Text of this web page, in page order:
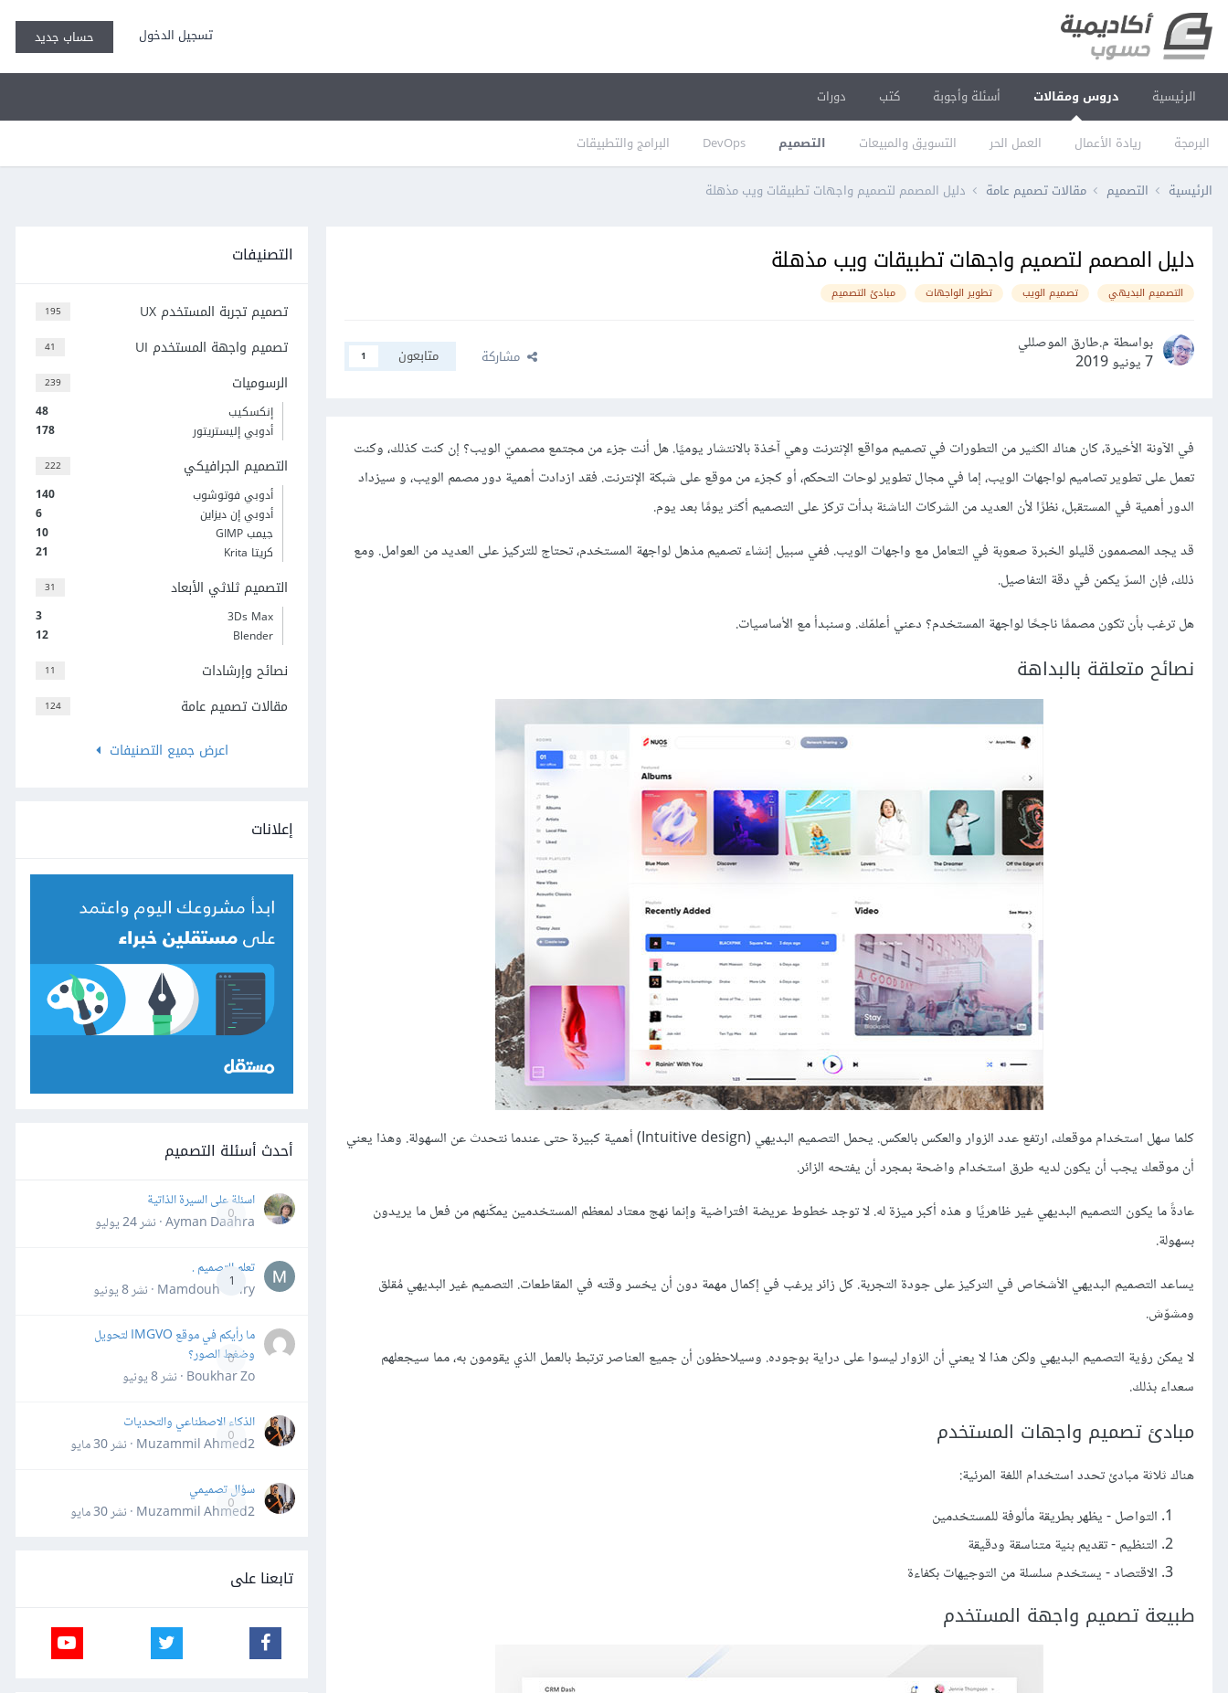
تسجيل الدخول حساب جديد
الرئيسية دروس ومقالات
البرمجة ريادة الأعمال العمل الحر التسويق والمبيعات التصميم DevOps البرامج والتطبيقات
أسئلة وأجوبة كتب دورات
الرئيسية التصميم مقالات تصميم عامة دليل المصمم لتصميم واجهات تطبيقات ويب مذهلة
دليل المصمم لتصميم واجهات تطبيقات ويب مذهلة
التصميم البديهي تصميم الويب تطوير الواجهات مبادئ التصميم
بواسطة م.طارق الموصللي
7 يونيو 2019
مشاركة متابعون 1
في الآونة الأخيرة، كان هناك الكثير من التطورات في تصميم مواقع الإنترنت وهي آخذة بالانتشار يوميًا. هل أنت جزء من مجتمع مصمميّ الويب؟ إن كنت كذلك، وكنت
تعمل على تطوير تصاميم لواجهات الويب، إما في مجال تطوير لوحات التحكم، أو كجزء من موقع على شبكة الإنترنت. فقد ازدادت أهمية دور مصمم الويب، و سيزداد
الدور أهمية في المستقبل، نظرًا لأن العديد من الشركات الناشئة بدأت تركز على التصميم أكثر يومًا بعد يوم.
قد يجد المصممون قليلو الخبرة صعوبة في التعامل مع واجهات الويب. ففي سبيل إنشاء تصميم مذهل لواجهة المستخدم، تحتاج للتركيز على العديد من العوامل. ومع
ذلك، فإن السرّ يكمن في دقة التفاصيل.
هل ترغب بأن تكون مصممًا ناجحًا لواجهة المستخدم؟ دعني أعلمّك. وسنبدأ مع الأساسيات.
نصائح متعلقة بالبداهة
كلما سهل استخدام موقعك، ارتفع عدد الزوار والعكس بالعكس. يحمل التصميم البديهي (Intuitive design) أهمية كبيرة حتى عندما نتحدث عن السهولة. وهذا يعني
أن موقعك يجب أن يكون لديه طرق استخدام واضحة بمجرد أن يفتحه الزائر.
عادةً ما يكون التصميم البديهي غير ظاهريًا و هذه أكبر ميزة له. لا توجد خطوط عريضة افتراضية وإنما نهج معتاد لمعظم المستخدمين يمكّنهم من فعل ما يريدون
بسهولة.
يساعد التصميم البديهي الأشخاص في التركيز على جودة التجربة. كل زائر يرغب في إكمال مهمة دون أن يخسر وقته في المقاطعات. التصميم غير البديهي مُقلق
ومشوّش.
لا يمكن رؤية التصميم البديهي ولكن هذا لا يعني أن الزوار ليسوا على دراية بوجوده. وسيلاحظون أن جميع العناصر ترتبط بالعمل الذي يقومون به، مما سيجعلهم
سعداء بذلك.
مبادئ تصميم واجهات المستخدم
هناك ثلاثة مبادئ تحدد استخدام اللغة المرئية:
التواصل - يظهر بطريقة مألوفة للمستخدمين
التنظيم - تقديم بنية متناسقة ودقيقة
الاقتصاد - يستخدم سلسلة من التوجيهات بكفاءة
طبيعة تصميم واجهة المستخدم
التصنيفات
195 تصميم تجربة المستخدم UX
41 تصميم واجهة المستخدم UI
239 الرسوميات
48
إنكسكيب
178
أدوبي إليستريتور
222 التصميم الجرافيكي
140
أدوبي فوتوشوب
6
أدوبي إن ديزاين
10
جيمب GIMP
21
كريتا Krita
31 التصميم ثلاثي الأبعاد
3
3Ds Max
12
Blender
11 نصائح وإرشادات
124
مقالات تصميم عامة
اعرض جميع التصنيفات
إعلانات
أحدث أسئلة التصميم
0
اسئلة على السيرة الذاتية
Ayman Daahra · نشر
24 يوليو
1
تعلم التصميم .
Mamdouh Khiry · نشر
8 يونيو
0
ما رأيكم في موقع IMGVO لتحويل
وضغط الصور؟
Boukhar Zo · نشر
8 يونيو
0
الذكاء الاصطناعي والتحديات
Muzammil Ahmed2 · نشر
30 مايو
0
سؤال تصميمي
Muzammil Ahmed2 · نشر
30 مايو
تابعنا على